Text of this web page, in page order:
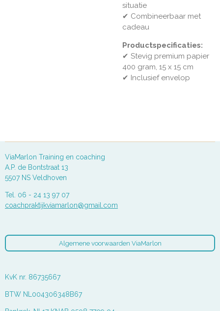
situatie
✔ Combineerbaar met
cadeau
Productspecificaties:
✔ Stevig premium papier
400 gram, 15 x 15 cm
✔ Inclusief envelop
ViaMarlon Training en coaching
A.P. de Bontstraat 13
5507 NS Veldhoven
Tel. 06 - 24 13 97 07
coachpraktijkviamarlon@gmail.com
Algemene voorwaarden ViaMarlon
KvK nr. 86735667
BTW NL004306348B67